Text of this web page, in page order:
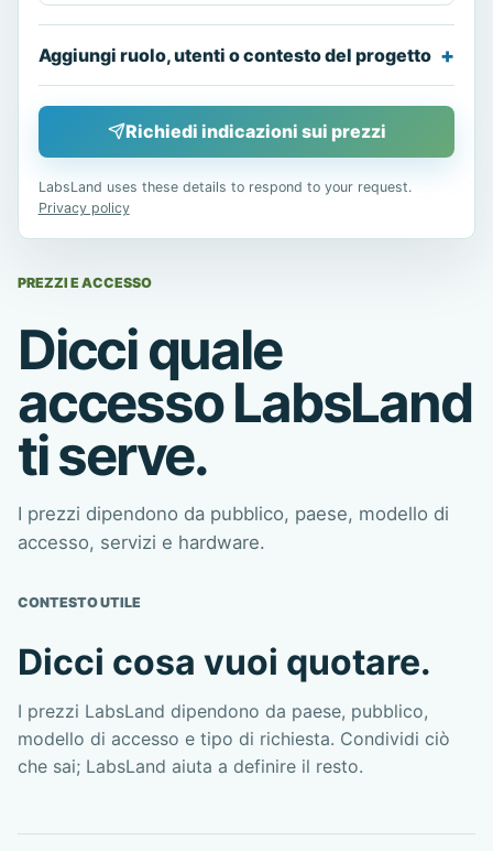
PREZZI E ACCESSO
Dicci quale
accesso LabsLand
ti serve.
I prezzi dipendono da pubblico, paese, modello di
accesso, servizi e hardware.
Aggiungi ruolo, utenti o contesto del progetto
Richiedi indicazioni sui prezzi
LabsLand uses these details to respond to your request.
Privacy policy
CONTESTO UTILE
Dicci cosa vuoi quotare.
I prezzi LabsLand dipendono da paese, pubblico,
modello di accesso e tipo di richiesta. Condividi ciò
che sai; LabsLand aiuta a definire il resto.